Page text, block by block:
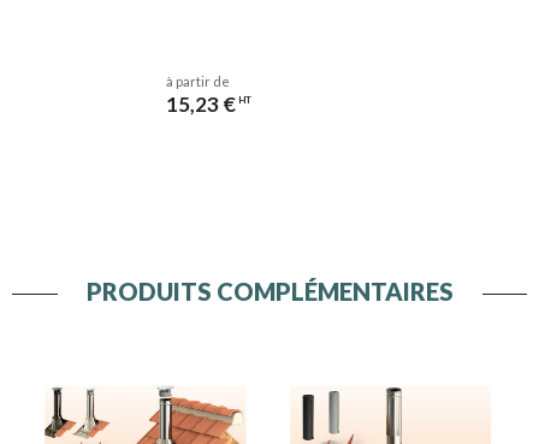
à partir de
15,23 € HT
PRODUITS COMPLÉMENTAIRES